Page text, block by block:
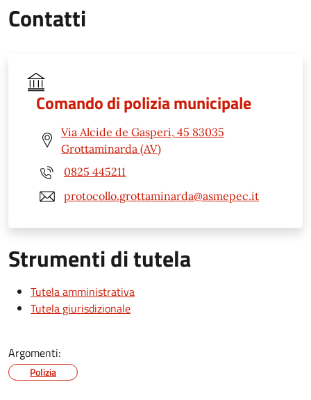
Contatti
Comando di polizia municipale
Via Alcide de Gasperi, 45 83035
Grottaminarda (AV)
0825 445211
protocollo.grottaminarda@asmepec.it
Strumenti di tutela
Tutela amministrativa
Tutela giurisdizionale
Argomenti:
Polizia